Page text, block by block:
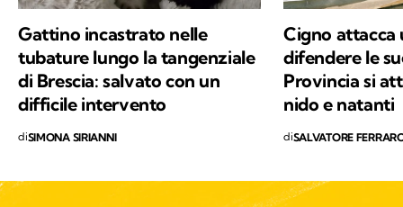
Gattino incastrato nelle
tubature lungo la tangenziale
di Brescia: salvato con un
difficile intervento
diSIMONA SIRIANNI
Cigno attacca
difendere le
Provincia si
nido e natanti
diSALVATORE